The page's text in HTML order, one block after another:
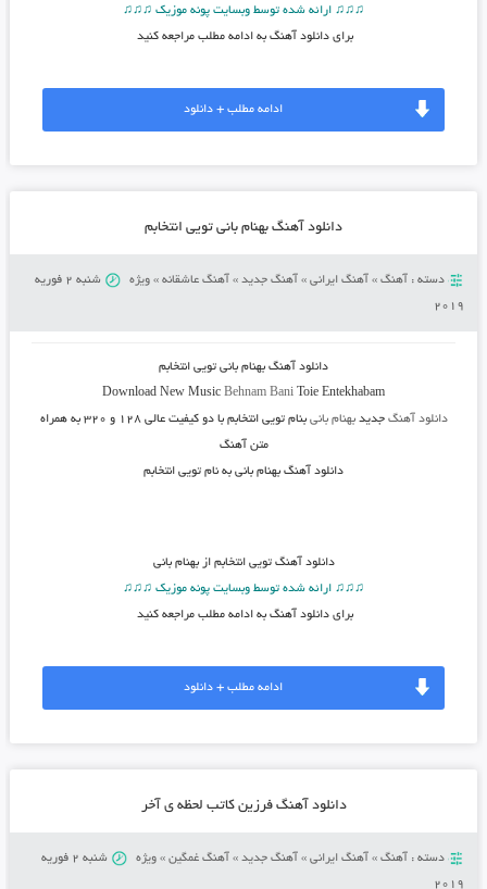
♫♫♫ ارائه شده توسط وبسایت پونه موزیک ♫♫♫
برای دانلود آهنگ به ادامه مطلب مراجعه کنید
ادامه مطلب + دانلود
دانلود آهنگ بهنام بانی تویی انتخابم
دسته : آهنگ» آهنگ ایرانی» آهنگ جدید» آهنگ عاشقانه» ویژه
شنبه 2 فوریه
2019
دانلود آهنگ بهنام بانی تویی انتخابم
Download New MusicBehnam Bani Toie Entekhabam
دانلود آهنگ جدیدبهنام بانی بنام تویی انتخابم
با دو کیفیت عالی ۱۲۸ و ۳۲۰ به همراه
متن آهنگ
دانلود آهنگ بهنام بانی به نام تویی انتخابم
دانلود آهنگ تویی انتخابم از بهنام بانی
♫♫♫ ارائه شده توسط وبسایت پونه موزیک ♫♫♫
برای دانلود آهنگ به ادامه مطلب مراجعه کنید
ادامه مطلب + دانلود
دانلود آهنگ فرزین کاتب لحظه ی آخر
دسته : آهنگ» آهنگ ایرانی» آهنگ جدید» آهنگ غمگین» ویژه
شنبه 2 فوریه
2019